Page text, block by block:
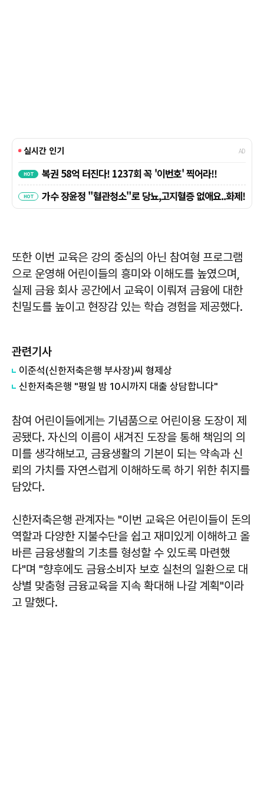
또한 이번 교육은 강의 중심의 아닌 참여형 프로그램
으로 운영해 어린이들의 흥미와 이해도를 높였으며,
실제 금융 회사 공간에서 교육이 이뤄져 금융에 대한
친밀도를 높이고 현장감 있는 학습 경험을 제공했다.
관련기사
이준석(신한저축은행 부사장)씨 형제상
신한저축은행 "평일 밤 10시까지 대출 상담합니다"
참여 어린이들에게는 기념품으로 어린이용 도장이 제
공됐다. 자신의 이름이 새겨진 도장을 통해 책임의 의
미를 생각해보고, 금융생활의 기본이 되는 약속과 신
뢰의 가치를 자연스럽게 이해하도록 하기 위한 취지를
담았다.
신한저축은행 관계자는 "이번 교육은 어린이들이 돈의
역할과 다양한 지불수단을 쉽고 재미있게 이해하고 올
바른 금융생활의 기초를 형성할 수 있도록 마련했
다"며 "향후에도 금융소비자 보호 실천의 일환으로 대
상별 맞춤형 금융교육을 지속 확대해 나갈 계획"이라
고 말했다.